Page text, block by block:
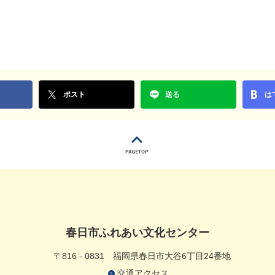
ポスト 送る は
春日市ふれあい文化センター
〒816 - 0831 福岡県春日市大谷6丁目24番地